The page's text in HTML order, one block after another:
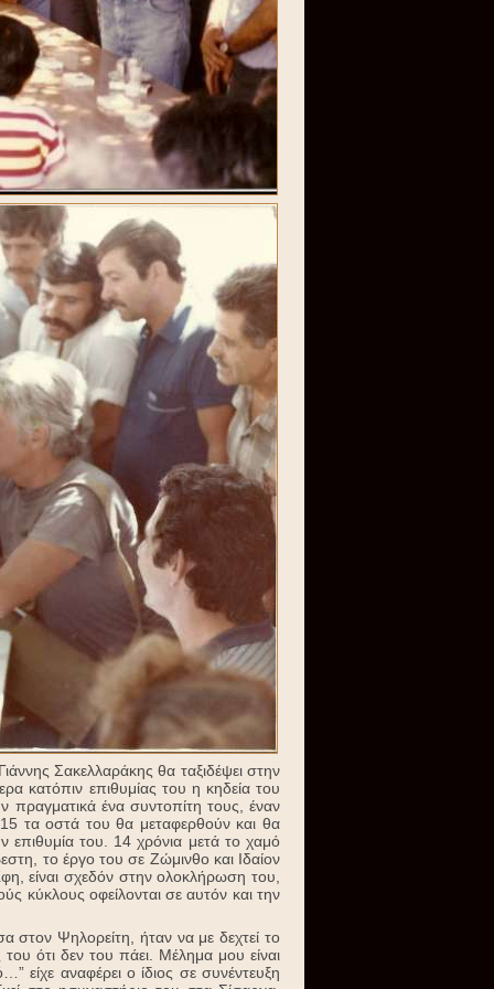
Σακελλαράκης θα ταξιδέψει στην
κατόπιν επιθυμίας του η κηδεία του
πραγματικά ένα συντοπίτη τους, έναν
τα οστά του θα μεταφερθούν και θα
του. 14 χρόνια μετά το χαμό
το έργο του σε Ζώμινθο και Ιδαίον
είναι σχεδόν στην ολοκλήρωση του,
κύκλους οφείλονται σε αυτόν και την
Ψηλορείτη, ήταν να με δεχτεί το
ότι δεν του πάει. Μέλημα μου είναι
είχε αναφέρει ο ίδιος σε συνέντευξη